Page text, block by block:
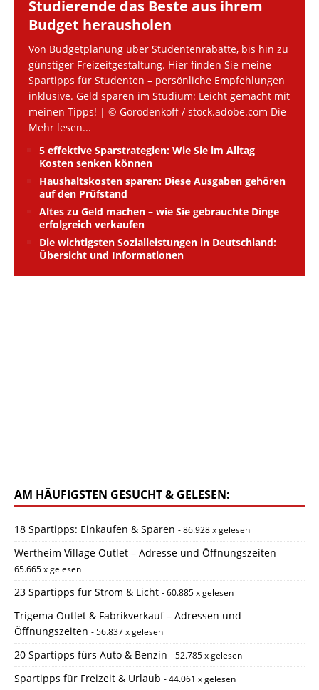
Studierende das Beste aus ihrem
Budget herausholen
Von Budgetplanung über Studentenrabatte, bis hin zu
günstiger Freizeitgestaltung. Hier finden Sie meine
Spartipps für Studenten – persönliche Empfehlungen
inklusive. Geld sparen im Studium: Leicht gemacht mit
meinen Tipps! | © Gorodenkoff / stock.adobe.com Die
Mehr lesen...
5 effektive Sparstrategien: Wie Sie im Alltag
Kosten senken können
Haushaltskosten sparen: Diese Ausgaben gehören
auf den Prüfstand
Altes zu Geld machen – wie Sie gebrauchte Dinge
erfolgreich verkaufen
Die wichtigsten Sozialleistungen in Deutschland:
Übersicht und Informationen
AM HÄUFIGSTEN GESUCHT & GELESEN:
18 Spartipps: Einkaufen & Sparen - 86.928 x gelesen
Wertheim Village Outlet – Adresse und Öffnungszeiten -
65.665 x gelesen
23 Spartipps für Strom & Licht - 60.885 x gelesen
Trigema Outlet & Fabrikverkauf – Adressen und
Öffnungszeiten - 56.837 x gelesen
20 Spartipps fürs Auto & Benzin - 52.785 x gelesen
Spartipps für Freizeit & Urlaub - 44.061 x gelesen